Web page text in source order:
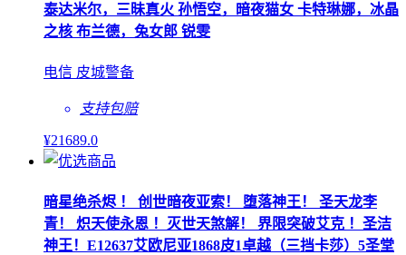
泰达米尔，三昧真火 孙悟空，暗夜猫女 卡特琳娜，冰晶
之核 布兰德，兔女郎 锐雯
电信 皮城警备
支持包赔
¥21689.0
暗星绝杀烬 ！ 创世暗夜亚索！ 堕落神王！ 圣天龙李
青！ 炽天使永恩 ！灭世天煞解！ 界限突破艾克 ！圣洁
神王！E12637艾欧尼亚1868皮1卓越（三挡卡莎）5圣堂